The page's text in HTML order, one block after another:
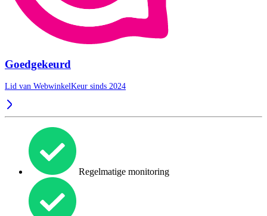
Goedgekeurd
Lid van WebwinkelKeur sinds 2024
Regelmatige monitoring